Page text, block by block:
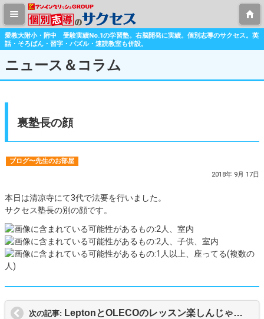
愛教大附小・附中 受験実績No.1の学習塾。右脳開発に実績。個別志導のサクセス。英
話・そろばん・習字・パズル・速読教室も併設。
ニュース＆コラム
裏塾長の顔
ブログ〜先生のお部屋
2018年 9月 17日
本日は清凉寺にて3代で法要を行いました。
サクセス塾長の別の顔です。
次の記事: LeptonとOLECOのレッスン楽しんじゃってます！